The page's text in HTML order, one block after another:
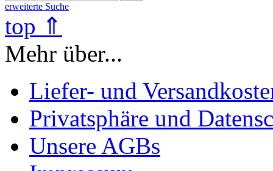
erweiterte Suche
top ⇑
Mehr über...
Liefer- und
Privatsphäre und
Unsere AGBs